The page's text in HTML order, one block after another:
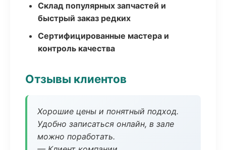
Склад популярных запчастей и
быстрый заказ редких
Сертифицированные мастера и
контроль качества
Отзывы клиентов
Хорошие цены и понятный подход.
Удобно записаться онлайн, в зале
можно поработать.